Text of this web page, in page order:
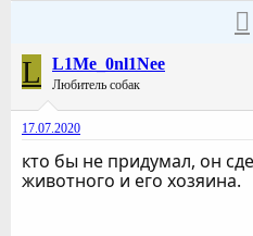
L L1Me_0nl1Nee
Любитель собак
17.07.2020
кто бы не придумал, он
животного и его хозяина.